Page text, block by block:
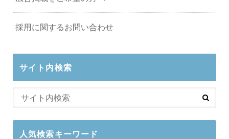
採用に関するお問い合わせ
サイト内検索
人気検索キーワード